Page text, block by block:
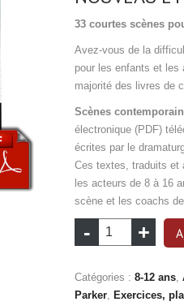
33 courtes scènes
Avez-vous de la
pour les enfants et les
majorité des livres de
Scènes
électronique (PDF)
écrites par le
Ces textes, traduits et
les acteurs de 8 à 16
scène et les coachs
quantité
de
contemporaines
pour
Catégories : 8-12 ans,
Parker, Exercices,